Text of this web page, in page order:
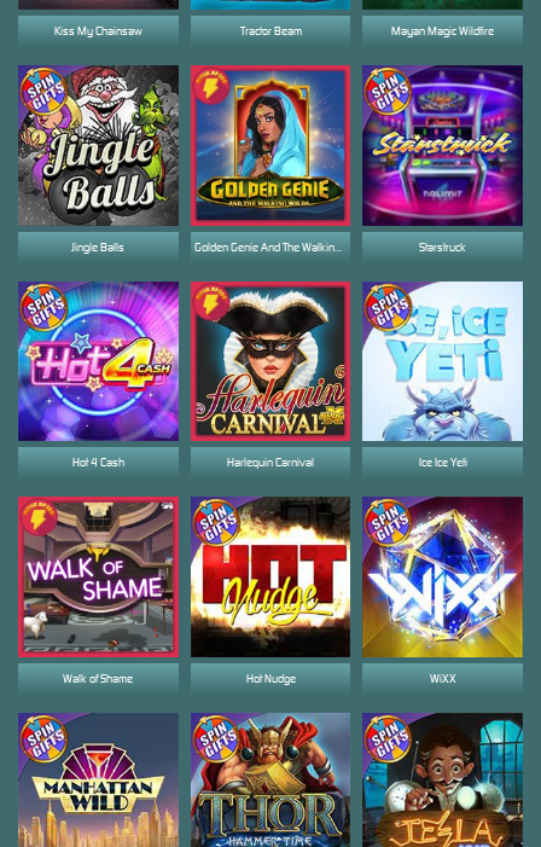
Kiss My Chainsaw Tractor Beam
Hot Nudge
Starstruck
Golden Genie And The Walking Wilds
Mayan Magic Wildfire
WiXX
Hot 4 Cash
Jingle Balls
Harlequin Carnival
Walk of Shame
Ice Ice Yeti